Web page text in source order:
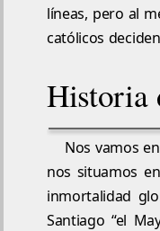
líneas, pero al
católicos
Historia
Nos vamos
nos situamos
inmortalidad
Santiago “el